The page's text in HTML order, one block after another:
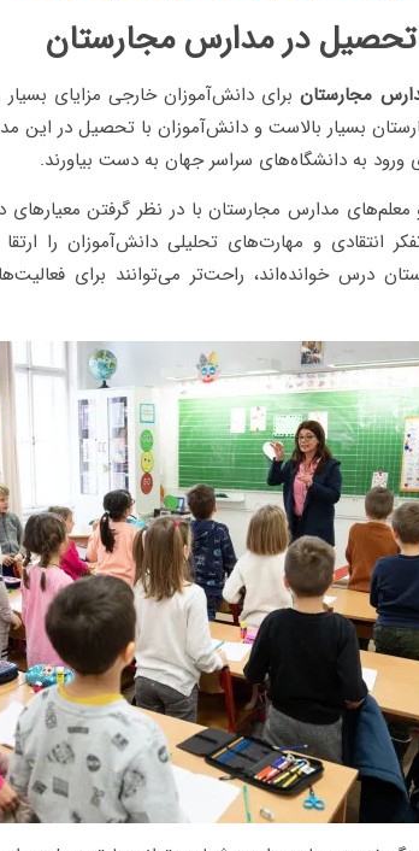
تحصیل در مدارس مجارستان
مجارستانبرای دانش‌آموزان خارجی مزایای
بسیار بالاست و دانش‌آموزان با تحصیل در این
به دانشگاه‌های سراسر جهان به دست بیاورند.
معلم‌های مدارس مجارستان با در نظر گرفتن
انتقادی و مهارت‌های تحلیلی دانش‌آموزان را
درس خوانده‌اند، راحت‌تر می‌توانند برای